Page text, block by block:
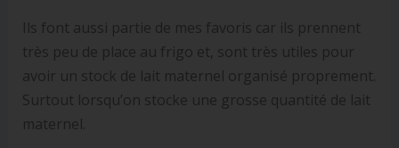
Ils font aussi partie de mes favoris car ils prennent
très peu de place au frigo et, sont très utiles pour
avoir un stock de lait maternel organisé proprement.
Surtout lorsqu’on stocke une grosse quantité de lait
maternel.